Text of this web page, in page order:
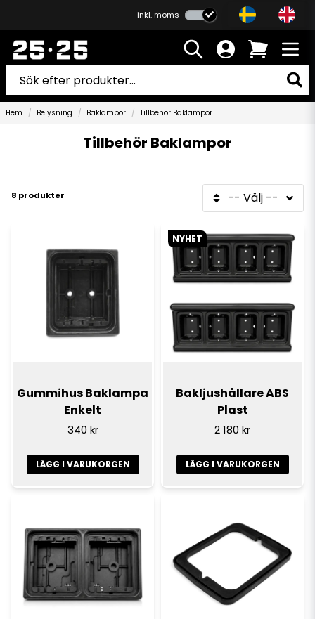
inkl. moms
Hem Belysning Baklampor Tillbehör Baklampor
Tillbehör Baklampor
8 produkter -- Välj --
Gummihus Baklampa
Enkelt
340 kr
LÄGG I VARUKORGEN
Bakljushållare ABS
Plast
2 180 kr
LÄGG I VARUKORGEN
NYHET